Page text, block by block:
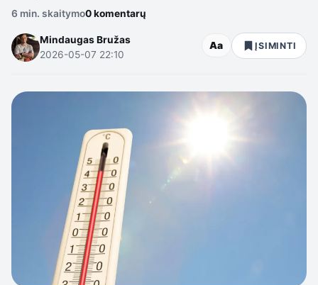
6 min. skaitymo0 komentarų
Mindaugas Bružas
2026-05-07 22:10
Aa ĮSIMINTI